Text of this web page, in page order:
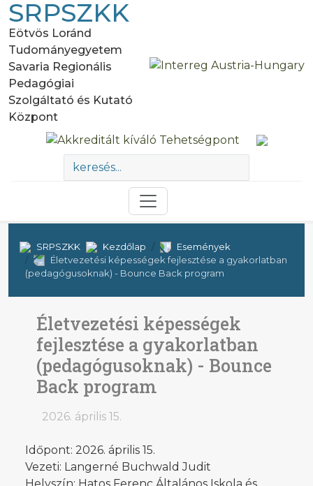
SRPSZKK
Eötvös Loránd
Tudományegyetem
Savaria Regionális
Pedagógiai
Szolgáltató és Kutató
Központ
SRPSZKK Kezdőlap
Események
Életvezetési képességek fejlesztése a gyakorlatban
(pedagógusoknak) - Bounce Back program
Életvezetési képességek
fejlesztése a gyakorlatban
(pedagógusoknak) - Bounce
Back program
2026. április 15.
Időpont: 2026. április 15.
Vezeti: Langerné Buchwald Judit